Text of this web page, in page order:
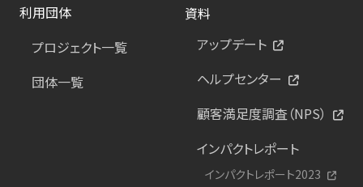
利用団体
プロジェクト一覧
団体一覧
資料
アップデート
ヘルプセンター
顧客満足度調査（NPS）
インパクトレポート
インパクトレポート2023